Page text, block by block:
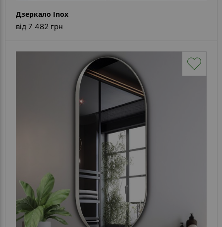
Дзеркало Inox
від 7 482 грн